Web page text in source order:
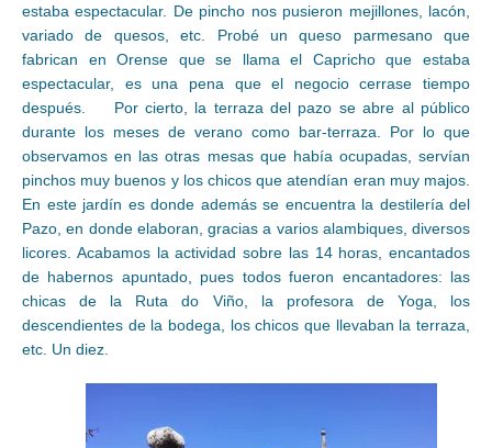
estaba espectacular. De pincho nos pusieron mejillones, lacón,
variado de quesos, etc. Probé un queso parmesano que
fabrican en Orense que se llama el Capricho que estaba
espectacular, es una pena que el negocio cerrase tiempo
después. Por cierto, la terraza del pazo se abre al público
durante los meses de verano como bar-terraza. Por lo que
observamos en las otras mesas que había ocupadas, servían
pinchos muy buenos y los chicos que atendían eran muy majos.
En este jardín es donde además se encuentra la destilería del
Pazo, en donde elaboran, gracias a varios alambiques, diversos
licores. Acabamos la actividad sobre las 14 horas, encantados
de habernos apuntado, pues todos fueron encantadores: las
chicas de la Ruta do Viño, la profesora de Yoga, los
descendientes de la bodega, los chicos que llevaban la terraza,
etc. Un diez.